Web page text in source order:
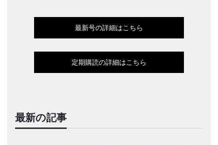
最新号の詳細はこちら
定期購読の詳細はこちら
最新の記事